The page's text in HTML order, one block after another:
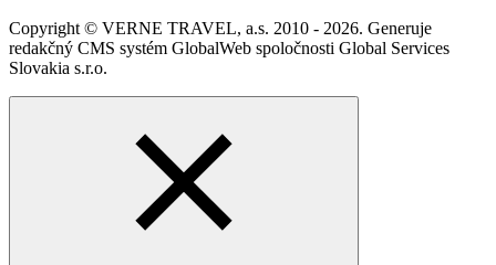
Copyright © VERNE TRAVEL, a.s. 2010 - 2026. Generuje
redakčný CMS systém GlobalWeb spoločnosti Global Services
Slovakia s.r.o.